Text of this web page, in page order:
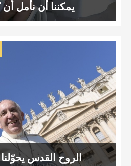
يمكننا أن نأمل
الروح القدس